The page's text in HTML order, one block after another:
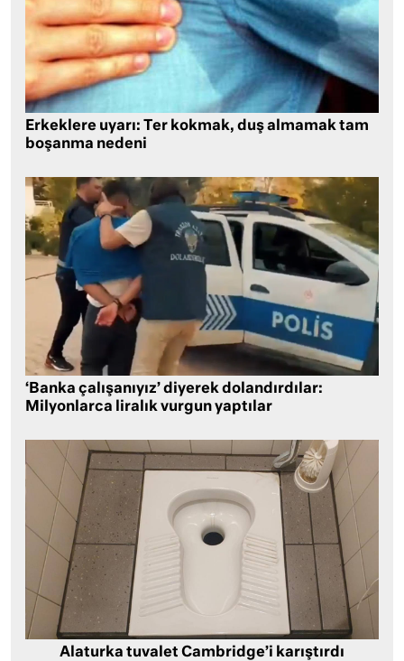
Erkeklere uyarı: Ter kokmak, duş almamak tam
boşanma nedeni
‘Banka çalışanıyız’ diyerek dolandırdılar:
Milyonlarca liralık vurgun yaptılar
Alaturka tuvalet Cambridge’i karıştırdı